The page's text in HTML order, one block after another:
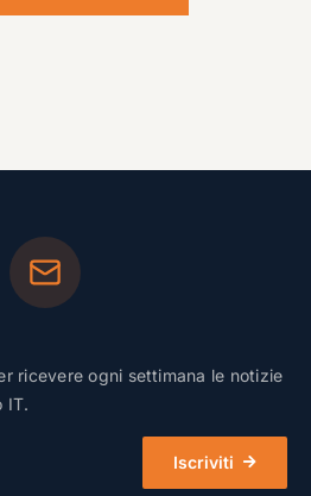
ricevere ogni settimana le notizie
IT.
Iscriviti